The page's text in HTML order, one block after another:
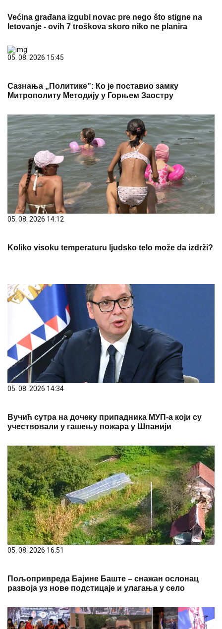
Većina građana izgubi novac pre nego što stigne na
letovanje - ovih 7 troškova skoro niko ne planira
05. 08. 2026 15:45
Сазнања „Политике”: Ко је поставио замку
Митрополиту Методију у Горњем Заостру
05. 08. 2026 14:12
Koliko visoku temperaturu ljudsko telo može da izdrži?
05. 08. 2026 14:34
Вучић сутра на дочеку припадника МУП-а који су
учествовали у гашењу пожара у Шпанији
05. 08. 2026 16:51
Пољопривреда Бајине Баште – снажан ослонац
развоја уз нове подстицаје и улагања у село